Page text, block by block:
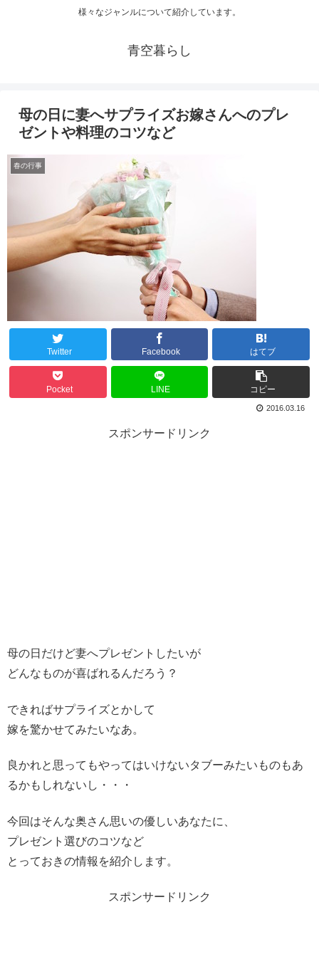
様々なジャンルについて紹介しています。
青空暮らし
母の日に妻へサプライズお嫁さんへのプレ
ゼントや料理のコツなど
春の行事
Twitter Facebook はてブ
Pocket LINE コピー
2016.03.16
スポンサードリンク
母の日だけど妻へプレゼントしたいが
どんなものが喜ばれるんだろう？
できればサプライズとかして
嫁を驚かせてみたいなあ。
良かれと思ってもやってはいけないタブーみたいものもあ
るかもしれないし・・・
今回はそんな奥さん思いの優しいあなたに、
プレゼント選びのコツなど
とっておきの情報を紹介します。
スポンサードリンク